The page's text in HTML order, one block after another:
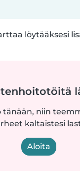
löytääksesi
tänään, niin
kaltaistesi
Aloita